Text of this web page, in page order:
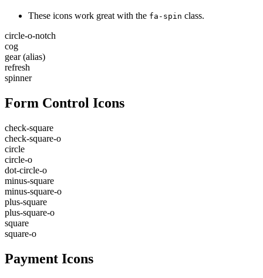
These icons work great with the fa-spin class.
circle-o-notch
cog
gear(alias)
refresh
spinner
Form Control Icons
check-square
check-square-o
circle
circle-o
dot-circle-o
minus-square
minus-square-o
plus-square
plus-square-o
square
square-o
Payment Icons